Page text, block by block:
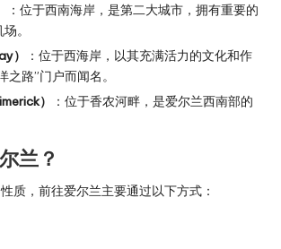
：位于西南海岸，是第二大城市，拥有重要的
。
）
：位于西海岸，以其充满活力的文化和作
之路”门户而闻名。
）
：位于香农河畔，是爱尔兰西南部的
兰？
质，前往爱尔兰主要通过以下方式：